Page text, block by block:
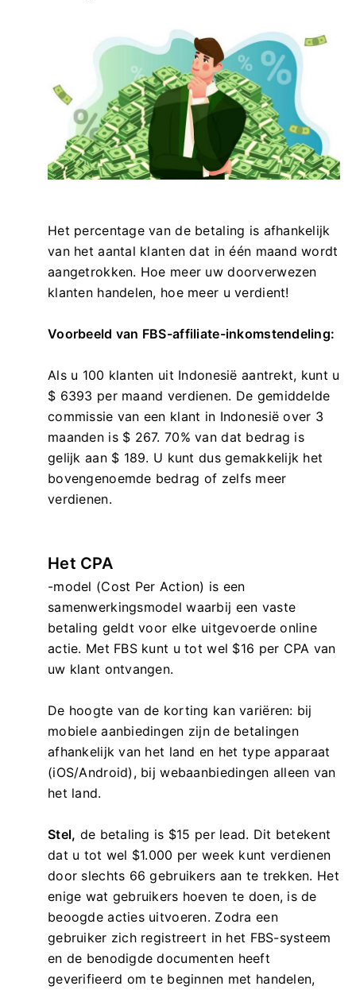
Het percentage van de betaling is afhankelijk
van het aantal klanten dat in één maand wordt
aangetrokken. Hoe meer uw doorverwezen
klanten handelen, hoe meer u verdient!
Voorbeeld van FBS-affiliate-inkomstendeling:
Als u 100 klanten uit Indonesië aantrekt, kunt u
$ 6393 per maand verdienen. De gemiddelde
commissie van een klant in Indonesië over 3
maanden is $ 267. 70% van dat bedrag is
gelijk aan $ 189. U kunt dus gemakkelijk het
bovengenoemde bedrag of zelfs meer
verdienen.
Het CPA
-model (Cost Per Action) is een
samenwerkingsmodel waarbij een vaste
betaling geldt voor elke uitgevoerde online
actie. Met FBS kunt u tot wel $16 per CPA van
uw klant ontvangen.
De hoogte van de korting kan variëren: bij
mobiele aanbiedingen zijn de betalingen
afhankelijk van het land en het type apparaat
(iOS/Android), bij webaanbiedingen alleen van
het land.
Stel, de betaling is $15 per lead. Dit betekent
dat u tot wel $1.000 per week kunt verdienen
door slechts 66 gebruikers aan te trekken. Het
enige wat gebruikers hoeven te doen, is de
beoogde acties uitvoeren. Zodra een
gebruiker zich registreert in het FBS-systeem
en de benodigde documenten heeft
geverifieerd om te beginnen met handelen,